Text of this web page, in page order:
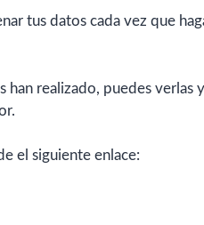
tus datos cada vez que
han realizado, puedes verlas
el siguiente enlace: